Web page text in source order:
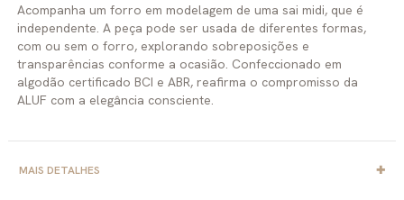
Acompanha um forro em modelagem de uma sai midi, que é
independente. A peça pode ser usada de diferentes formas,
com ou sem o forro, explorando sobreposições e
transparências conforme a ocasião. Confeccionado em
algodão certificado BCI e ABR, reafirma o compromisso da
ALUF com a elegância consciente.
MAIS DETALHES